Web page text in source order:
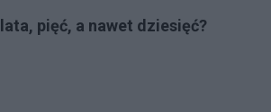
pięć, a nawet dziesięć?